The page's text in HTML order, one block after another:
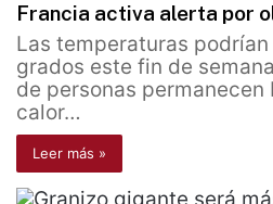
Francia activa alerta por
Las temperaturas
grados este fin de
de personas
calor…
Leer más »